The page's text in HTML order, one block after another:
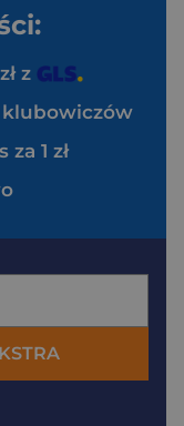
z
1 zł